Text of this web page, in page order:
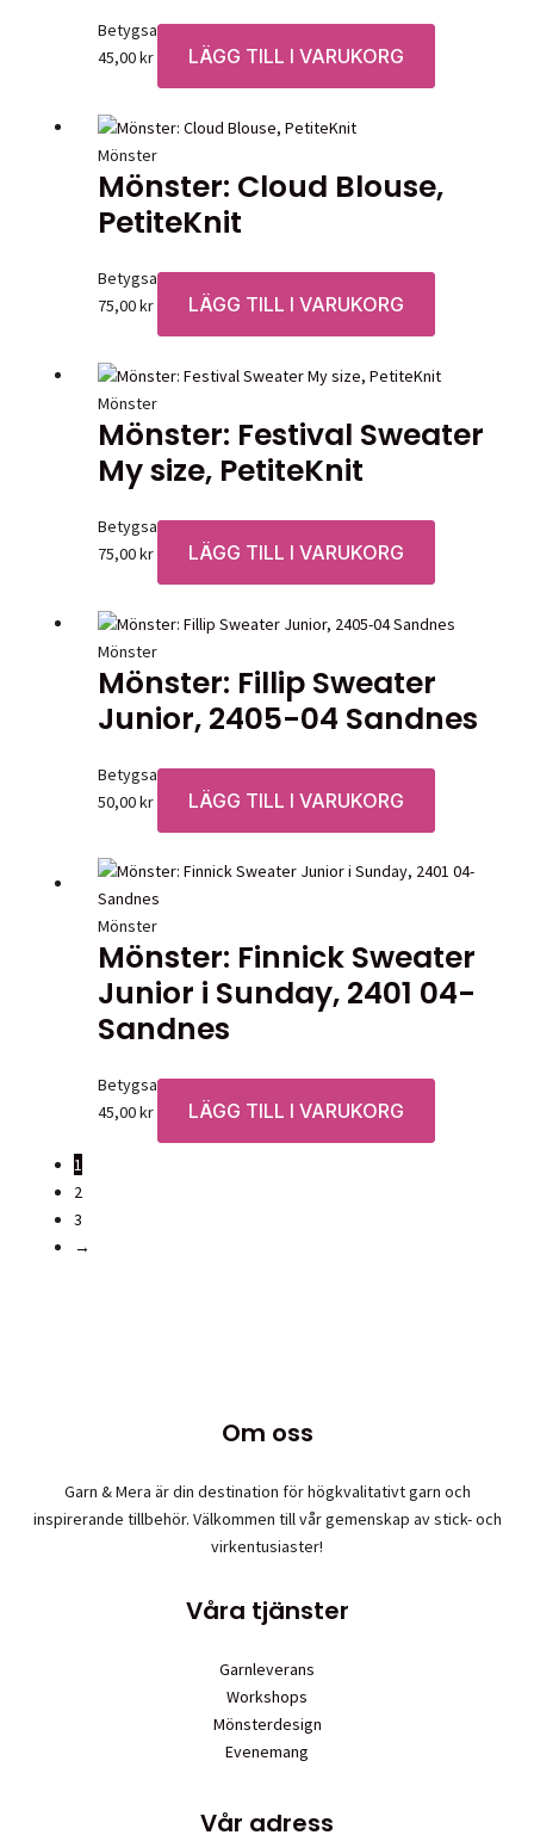
Betygsatt0av 5
45,00kr LÄGG TILL I VARUKORG
Mönster
Mönster: Cloud Blouse,
PetiteKnit
Betygsatt0av 5
75,00kr LÄGG TILL I VARUKORG
Mönster
Mönster: Festival Sweater
My size, PetiteKnit
Betygsatt0av 5
75,00kr LÄGG TILL I VARUKORG
Mönster
Mönster: Fillip Sweater
Junior, 2405-04 Sandnes
Betygsatt0av 5
50,00kr LÄGG TILL I VARUKORG
Mönster
Mönster: Finnick Sweater
Junior i Sunday, 2401 04-
Sandnes
Betygsatt0av 5
45,00kr LÄGG TILL I VARUKORG
1
2
3
→
Om oss
Garn & Mera är din destination för högkvalitativt garn och
inspirerande tillbehör. Välkommen till vår gemenskap av stick- och
virkentusiaster!
Våra tjänster
Garnleverans
Workshops
Mönsterdesign
Evenemang
Vår adress